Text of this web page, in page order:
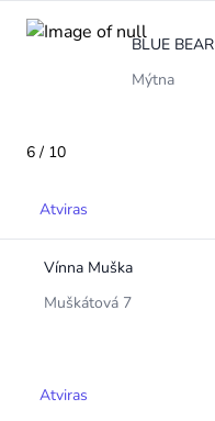
BLUE BEAR
Mýtna
6 / 10
Atviras
Vínna Muška
Muškátová 7
Atviras